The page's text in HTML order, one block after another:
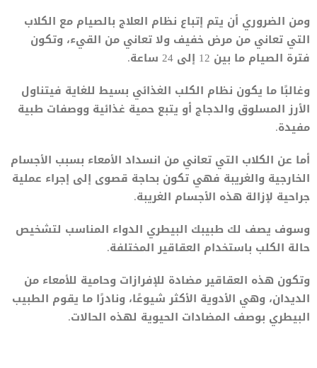
ومن الضروري أن يتم إتباع نظام العلاج بالصيام مع الكلاب
التي تعاني من مرض خفيف ولا تعاني من القيء، وتكون
فترة الصيام ما بين 12 إلى 24 ساعة.
وغالبًا ما يكون نظام الكلب الغذائي بسيط للغاية فيتناول
الأرز المسلوق والدجاج أو يتبع حمية غذائية ووصفات طبية
مفيدة.
أما عن الكلاب التي تعاني من انسداد الأمعاء بسبب الأجسام
الخارجية والغريبة فهي تكون بحاجة قصوى إلى إجراء عملية
جراحية لإزالة هذه الأجسام الغريبة.
وسوف يصف لك طبيبك البيطري الدواء المناسب لتشخيص
حالة الكلب باستخدام العقاقير المختلفة.
وتكون هذه العقاقير مضادة للإفرازات وحامية للأمعاء من
الديدان، وهي الأدوية الأكثر شيوعًا، ونادرًا ما يقوم الطبيب
البيطري بوصف المضادات الحيوية لهذه الحالات.